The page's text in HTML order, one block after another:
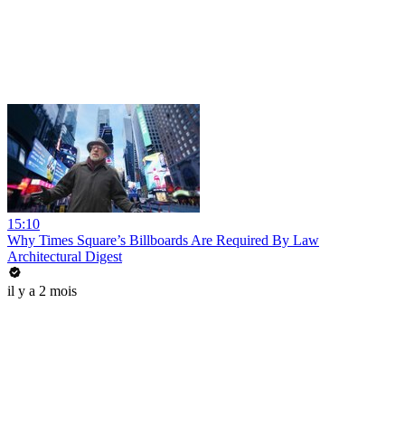
15:10
Why Times Square’s Billboards Are Required By Law
Architectural Digest
il y a 2 mois